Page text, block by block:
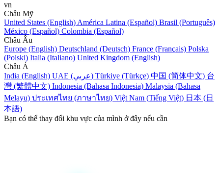
vn
Châu Mỹ
United States (English) América Latina (Español) Brasil (Português)
México (Español) Colombia (Español)
Châu Âu
Europe (English) Deutschland (Deutsch) France (Français) Polska
(Polski) Italia (Italiano) United Kingdom (English)
Châu Á
India (English)
UAE (عربي) Türkiye (Türkçe) 中国 (简体中文) 台
灣 (繁體中文) Indonesia (Bahasa Indonesia) Malaysia (Bahasa
Melayu) ประเทศไทย (ภาษาไทย) Việt Nam (Tiếng Việt) 日本 (日
本語)
Bạn có thể thay đổi khu vực của mình ở đây nếu cần